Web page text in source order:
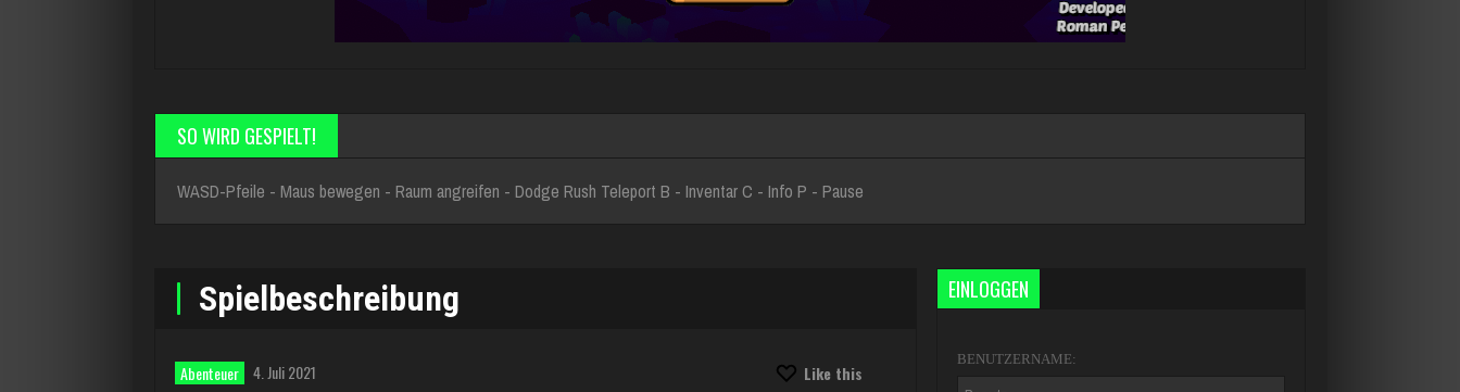
SO WIRD GESPIELT!
WASD-Pfeile - Maus bewegen - Raum angreifen - Dodge Rush Teleport B - Inventar C - Info P - Pause
Spielbeschreibung
Abenteuer 4. Juli 2021
Like this
EINLOGGEN
BENUTZERNAME: